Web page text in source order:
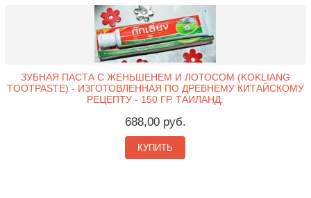
ЗУБНАЯ ПАСТА С ЖЕНЬШЕНЕМ И ЛОТОСОМ (KOKLIANG
TOOTPASTE) - ИЗГОТОВЛЕННАЯ ПО ДРЕВНЕМУ КИТАЙСКОМУ
РЕЦЕПТУ - 150 ГР. ТАИЛАНД.
688,00 руб.
КУПИТЬ